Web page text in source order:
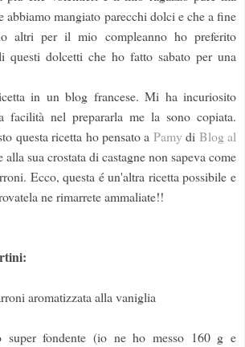
abbiamo mangiato parecchi dolci e che a fine
altri per il mio compleanno ho preferito
questi dolcetti che ho fatto sabato per una
in un blog francese. Mi ha incuriosito
facilità nel prepararla me la sono copiata.
questa ricetta ho pensato a Pamy di Blog al
alla sua crostata di castagne non sapeva come
Ecco, questa é un'altra ricetta possibile e
ne rimarrete ammaliate!!
aromatizzata alla vaniglia
super fondente (io ne ho messo 160 g e